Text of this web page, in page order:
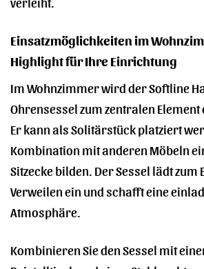
Einsatzmöglichkeiten im
Highlight für Ihre Einrichtung
Im Wohnzimmer wird der Softline
Ohrensessel zum zentralen Element
Er kann als Solitärstück platziert
Kombination mit anderen Möbeln
Sitzecke bilden. Der Sessel lädt zum
Verweilen ein und schafft eine
Atmosphäre.
Kombinieren Sie den Sessel mit